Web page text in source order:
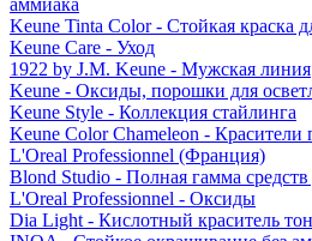
аммиака
Keune Tinta Color - Стойкая краска
Keune Care - Уход
1922 by J.M. Keune - Мужская линия
Keune - Оксиды, порошки для
Keune Style - Коллекция стайлинга
Keune Color Chameleon - Красители
L'Oreal Professionnel (Франция)
Blond Studio - Полная гамма
L'Oreal Professionnel - Оксиды
Dia Light - Кислотный краситель